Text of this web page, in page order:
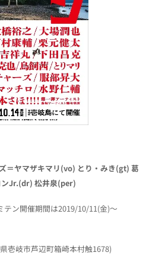
＝ヤマザキマリ(vo) とり・みき(gt) 葛
Jr.(dr) 松井泉(per)
テン開催期間は2019/10/11(金)〜
壱岐市芦辺町箱崎本村触1678)